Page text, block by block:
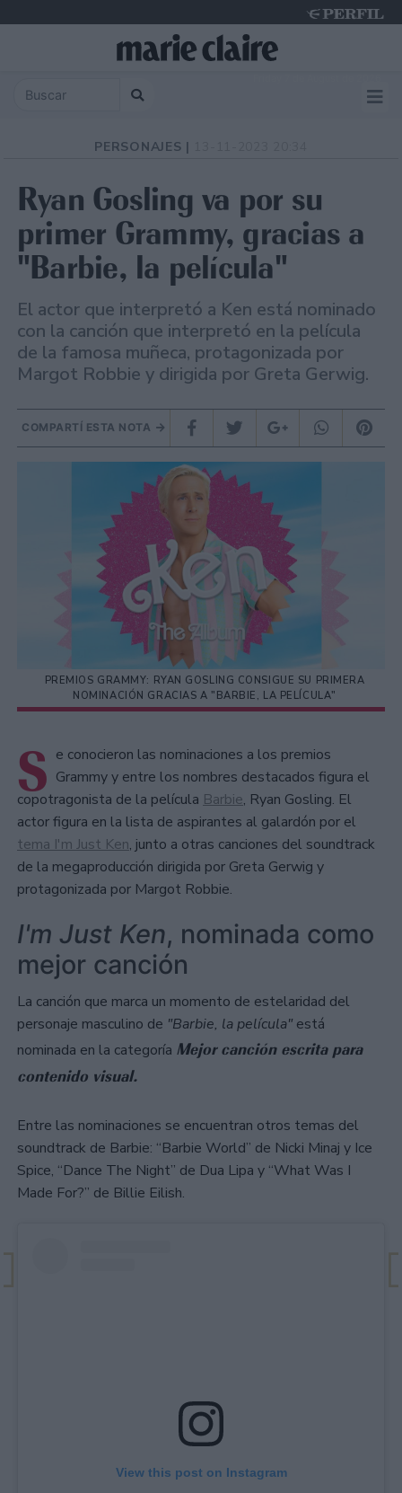
PERSONAJES |
Ryan Gosling va por su
primer Grammy, gracias a
"Barbie, la película"
El actor que interpretó a Ken está nominado
con la canción que interpretó en la película
de la famosa muñeca, protagonizada por
Margot Robbie y dirigida por Greta Gerwig.
COMPARTÍ ESTA NOTA
PREMIOS GRAMMY: RYAN GOSLING CONSIGUE SU PRIMERA
NOMINACIÓN GRACIAS A "BARBIE, LA PELÍCULA"
S e conocieron las nominaciones a los premios
Grammy y entre los nombres destacados figura el
copotragonista de la película Barbie, Ryan Gosling. El
actor figura en la lista de aspirantes al galardón por el
tema I'm Just Ken, junto a otras canciones del soundtrack
de la megaproducción dirigida por Greta Gerwig y
protagonizada por Margot Robbie.
I'm Just Ken, nominada como
mejor canción
La canción que marca un momento de estelaridad del
personaje masculino de "Barbie, la película" está
nominada en la categoría Mejor canción escrita para
contenido visual.
Entre las nominaciones se encuentran otros temas del
soundtrack de Barbie: “Barbie World” de Nicki Minaj y Ice
Spice, “Dance The Night” de Dua Lipa y “What Was I
Made For?” de Billie Eilish.
View this post on Instagram